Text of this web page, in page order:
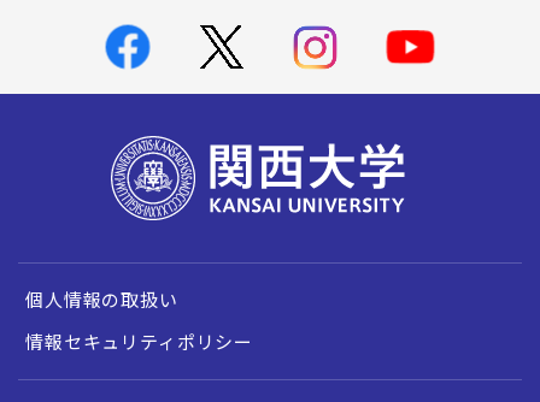
個人情報の取扱い
情報セキュリティポリシー